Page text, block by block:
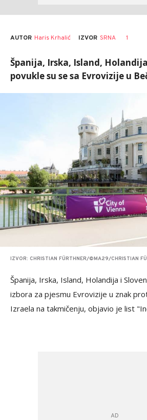
AUTOR Haris Krhalić IZVOR SRNA 1
Španija, Irska, Island,
povukle su se sa Evrovizije u
IZVOR: CHRISTIAN FÜRTHNER/©MA29/CHRISTIAN
Španija, Irska, Island, Holandija i
izbora za pjesmu Evrovizije u znak
Izraela na takmičenju, objavio je list